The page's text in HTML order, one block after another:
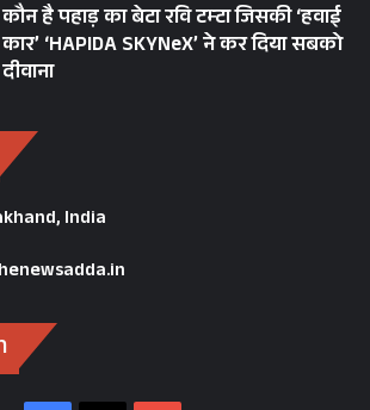
कौन है पहाड़ का बेटा रवि टम्टा जिसकी ‘हवाई
कार’ ‘HAPIDA SKYNeX’ ने कर दिया सबको
दीवाना
India